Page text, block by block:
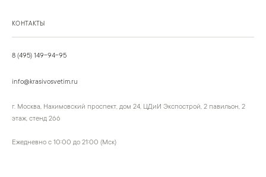
КОНТАКТЫ
8 (495) 149-94-95
info@krasivosvetim.ru
г. Москва, Нахимовский проспект, дом 24, ЦДиИ Экспострой, 2 павильон, 2
этаж, стенд 266
Ежедневно с 10:00 до 21:00 (Мск)